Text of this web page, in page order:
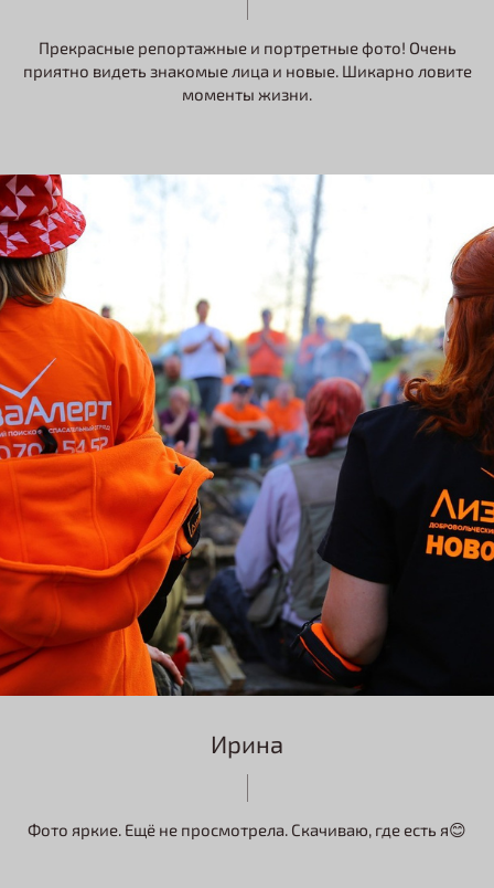
Прекрасные репортажные и портретные фото! Очень
приятно видеть знакомые лица и новые. Шикарно ловите
моменты жизни.
Ирина
Фото яркие. Ещё не просмотрела. Скачиваю, где есть я😊